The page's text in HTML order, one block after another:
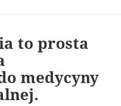
to prosta
medycyny